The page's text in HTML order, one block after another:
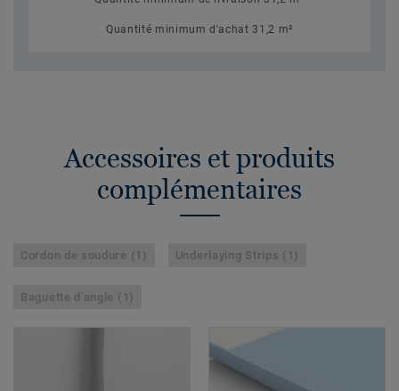
Quantité minimum d'achat 31,2 m²
Accessoires et produits
complémentaires
Cordon de soudure (1) Underlaying Strips (1)
Baguette d'angle (1)